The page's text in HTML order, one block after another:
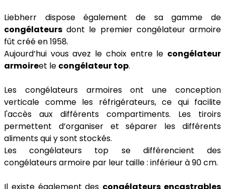
Liebherr dispose également de sa gamme de
congélateurs dont le premier congélateur armoire
fût créé en 1958.
Aujourd’hui vous avez le choix entre le congélateur
armoireet le congélateur top.
Les congélateurs armoires ont une conception
verticale comme les réfrigérateurs, ce qui facilite
l'accès aux différents compartiments. Les tiroirs
permettent d’organiser et séparer les différents
aliments qui y sont stockés.
Les congélateurs top se différencient des
congélateurs armoire par leur taille : inférieur à 90 cm.